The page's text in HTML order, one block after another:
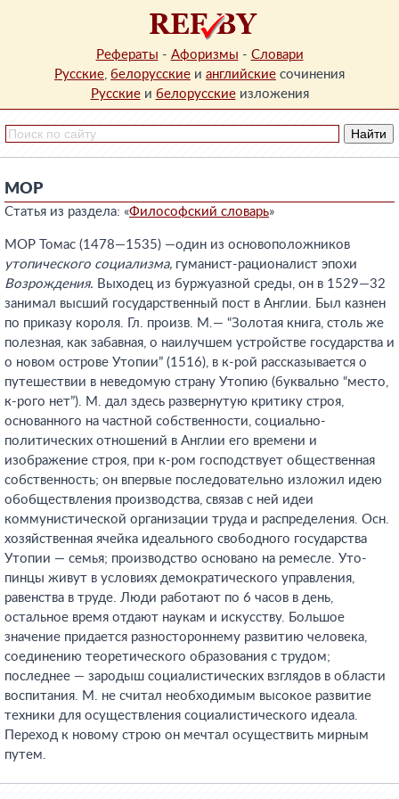
Рефераты - Афоризмы - Словари
Русские, белорусские и английские сочинения
Русскиеи белорусскиеизложения
МОР
Статья из раздела: «Философский словарь»
МОР Томас (1478—1535) —один из основоположников
утопического социализма, гуманист-рационалист эпохи
Возрождения. Выходец из буржуазной среды, он в 1529—32
занимал высший государственный пост в Англии. Был казнен
по приказу короля. Гл. произв. М.— “Золотая книга, столь же
полезная, как забавная, о наилучшем устройстве государства и
о новом острове Утопии” (1516), в к-рой рассказывается о
путешествии в неведомую страну Утопию (буквально “место,
к-рого нет”). М. дал здесь развернутую критику строя,
основанного на частной собственности, социально-
политических отношений в Англии его времени и
изображение строя, при к-ром господствует общественная
собственность; он впервые последовательно изложил идею
обобществления производства, связав с ней идеи
коммунистической организации труда и распределения. Осн.
хозяйственная ячейка идеального свободного государства
Утопии — семья; производство основано на ремесле. Уто-
пинцы живут в условиях демократического управления,
равенства в труде. Люди работают по 6 часов в день,
остальное время отдают наукам и искусству. Большое
значение придается разностороннему развитию человека,
соединению теоретического образования с трудом;
последнее — зародыш социалистических взглядов в области
воспитания. М. не считал необходимым высокое развитие
техники для осуществления социалистического идеала.
Переход к новому строю он мечтал осуществить мирным
путем.